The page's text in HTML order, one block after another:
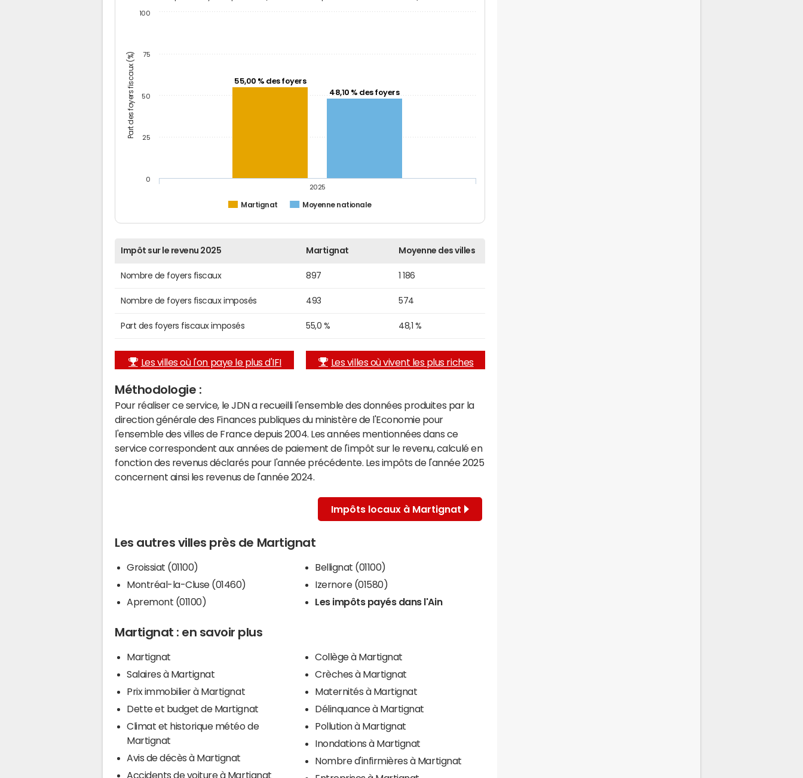
Part des foyers fiscaux (%)
55,00 % des foyers
48,10 % des foyers
Martignat Moyenne nationale
2025
0
25
50
75
100
Impôt sur le revenu 2025 Martignat Moyenne des villes
Nombre de foyers fiscaux 897 1 186
Nombre de foyers fiscaux imposés 493 574
Part des foyers fiscaux imposés 55,0 % 48,1 %
Les villes où l'on paye le plus d'IFI Les villes où vivent les plus riches
Méthodologie :
Pour réaliser ce service, le JDN a recueilli l'ensemble des données produites par la
direction générale des Finances publiques du ministère de l'Economie pour
l'ensemble des villes de France depuis 2004. Les années mentionnées dans ce
service correspondent aux années de paiement de l'impôt sur le revenu, calculé en
fonction des revenus déclarés pour l'année précédente. Les impôts de l'année 2025
concernent ainsi les revenus de l'année 2024.
Impôts locaux à Martignat
Les autres villes près de Martignat
Groissiat (01100)
Montréal-la-Cluse (01460)
Apremont (01100)
Bellignat (01100)
Izernore (01580)
Les impôts payés dans l'Ain
Martignat : en savoir plus
Martignat
Salaires à Martignat
Prix immobilier à Martignat
Dette et budget de Martignat
Climat et historique météo de
Martignat
Avis de décès à Martignat
Accidents de voiture à Martignat
Collège à Martignat
Crèches à Martignat
Maternités à Martignat
Délinquance à Martignat
Pollution à Martignat
Inondations à Martignat
Nombre d'infirmières à Martignat